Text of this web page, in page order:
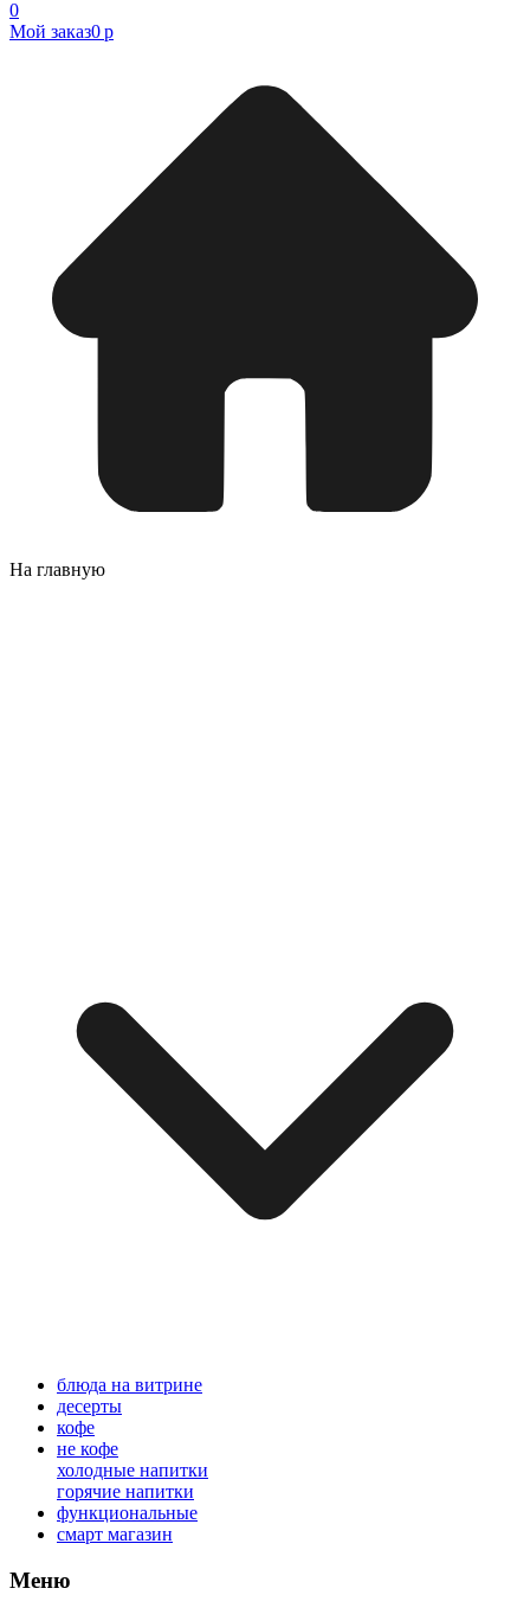
0
Мой заказ0 р
На главную
блюда на витрине
десерты
кофе
не кофе
холодные напитки
горячие напитки
функциональные
смарт магазин
Меню